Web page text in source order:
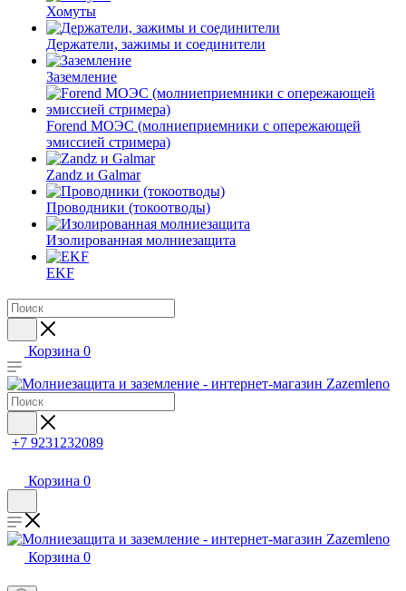
Хомуты
Держатели, зажимы и соединители
Заземление
Forend МОЭС (молниеприемники с опережающей
эмиссией стримера)
Zandz и Galmar
Проводники (токоотводы)
Изолированная молниезащита
EKF
Корзина 0
+7 9231232089
Корзина 0
Корзина 0